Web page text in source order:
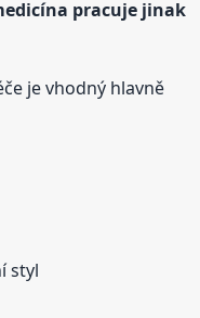
pracuje jinak
je vhodný hlavně
styl